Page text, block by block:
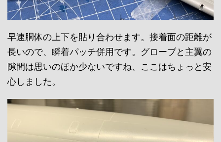
早速胴体の上下を貼り合わせます。接着面の距離が
長いので、瞬着パッチ併用です。グローブと主翼の
隙間は思いのほか少ないですね、ここはちょっと安
心しました。